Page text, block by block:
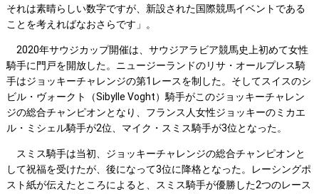
それは素晴らしい数字ですが、新設された国際競馬イベントである
ことを考えればなおさらです」。
2020年サウジカップ開催は、サウジアラビア競馬史上初めて女性
騎手に門戸を開放した。ニュージーランドのリサ・オールプレス騎
手はジョッキーチャレンジの第1レースを制した。そしてスイスのシ
ビル・ヴォークト（Sibylle Voght）騎手がこのジョッキーチャレン
ジの総合チャンピオンとなり、フランス人女性ジョッキーのミカエ
ル・ミシェル騎手が2位、マイク・スミス騎手が3位となった。
スミス騎手は当初、ジョッキーチャレンジの総合チャンピオンと
して祝福を受けたが、後になって3位に降格となった。レーシングポ
スト紙が伝えたところによると、スミス騎手が優勝した2つのレース